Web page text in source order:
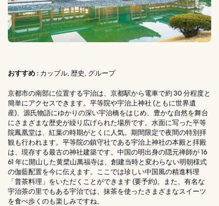
おすすめ : カップル, 歴史, グループ
京都市の南部に位置する宇治は、京都駅から電車で約 30 分程度と
簡単にアクセスできます。平等院や宇治上神社 (ともに世界遺
産)、源氏物語にゆかりの深い宇治橋をはじめ、豊かな自然を舞台
にさまざまな歴史が繰り広げられた場所です。水面に写った平等
院鳳凰堂は、紅葉の時期がとくに人気。期間限定で夜間の特別拝
観も行われます。平等院の鎮守社である宇治上神社の本殿と拝殿
は、現存する最古の神社建築です。中国の明出身の隠元禅師が 16
61 年に開山した黄檗山萬福寺は、創建当時と変わらない明朝様式
の伽藍配置を今に伝えます。ここでは珍しい中国風の精進料理
「普茶料理」をいただくことができます (要予約)。また、有名な
宇治茶の里でもある宇治では、抹茶を使ったさまざまなスイーツ
を食べ歩くのも楽しみですね。